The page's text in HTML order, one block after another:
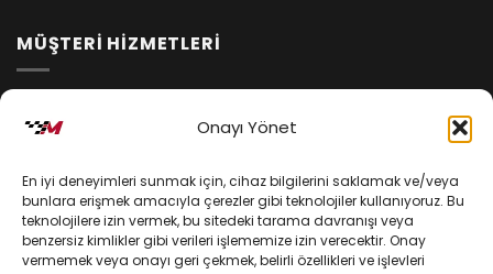
Onayı Yönet
En iyi deneyimleri sunmak için, cihaz bilgilerini saklamak ve/veya
bunlara erişmek amacıyla çerezler gibi teknolojiler kullanıyoruz. Bu
teknolojilere izin vermek, bu sitedeki tarama davranışı veya
benzersiz kimlikler gibi verileri işlememize izin verecektir. Onay
vermemek veya onayı geri çekmek, belirli özellikleri ve işlevleri
MÜŞTERİ HİZMETLERİ
Kişisel Verilerin Korunması
Mesafeli Satış Sözleşmesi